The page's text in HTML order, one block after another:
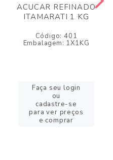
ACUCAR REFINADO
ITAMARATI 1 KG
Código: 401
Embalagem: 1X1KG
Faça seu login
ou
cadastre-se
para ver preços
e comprar